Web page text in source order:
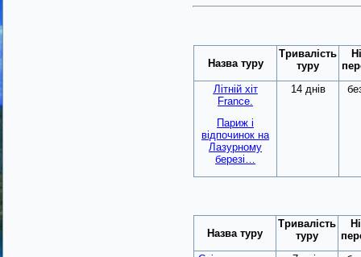
Назва туру
Тривалість
туру
Літній хіт
France.
Париж і
відпочинок на
Лазурному
березі…
14 днів
Назва туру
Тривалість
туру